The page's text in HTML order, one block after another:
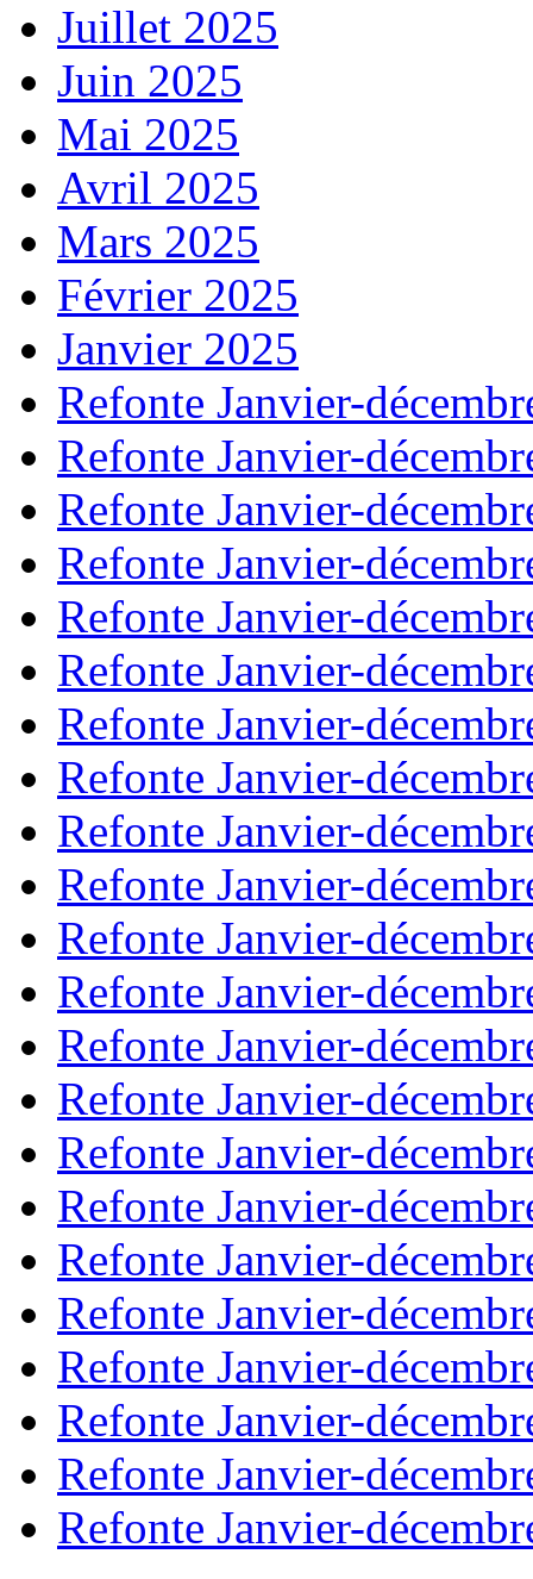
Juillet 2025
Juin 2025
Mai 2025
Avril 2025
Mars 2025
Février 2025
Janvier 2025
Refonte Janvier-
Refonte Janvier-
Refonte Janvier-
Refonte Janvier-
Refonte Janvier-
Refonte Janvier-
Refonte Janvier-
Refonte Janvier-
Refonte Janvier-
Refonte Janvier-
Refonte Janvier-
Refonte Janvier-
Refonte Janvier-
Refonte Janvier-
Refonte Janvier-
Refonte Janvier-
Refonte Janvier-
Refonte Janvier-
Refonte Janvier-
Refonte Janvier-
Refonte Janvier-
Refonte Janvier-